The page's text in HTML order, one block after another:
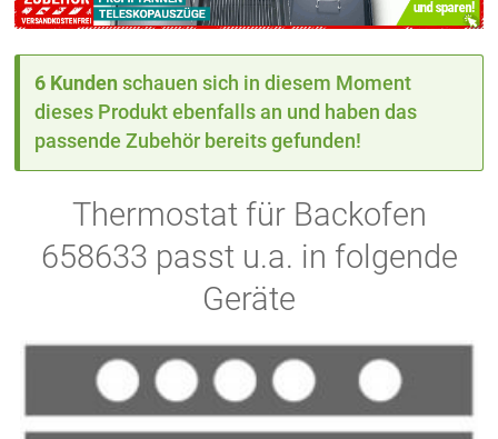
6 Kunden schauen sich in diesem Moment
dieses Produkt ebenfalls an und haben das
passende Zubehör bereits gefunden!
Thermostat für Backofen
658633 passt u.a. in folgende
Geräte